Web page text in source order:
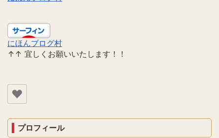
にほんブログ村
↑↑ 宜しくお願いいたします！！
プロフィール